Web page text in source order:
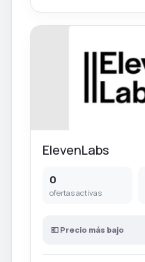
ElevenLabs
0
ofertas activas
💶 Precio más bajo